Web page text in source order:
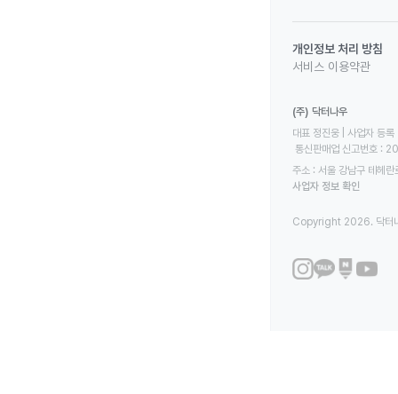
개인정보 처리 방침
서비스 이용약관
(주) 닥터나우
대표 정진웅 | 사업자
통신판매업 신고번호
주소 : 서울 강남구 테헤
사업자 정보 확인
Copyright 2026. 닥터